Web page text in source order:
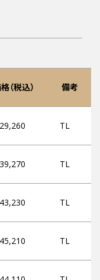
（税込） 備考
TL
TL
TL
TL